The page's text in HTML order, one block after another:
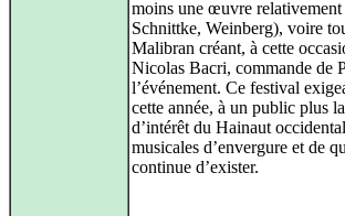
moins une œuvre
Schnittke, Weinberg), voire
Malibran créant, à cette
Nicolas Bacri, commande de
l’événement. Ce festival
cette année, à un public plus
d’intérêt du Hainaut
musicales d’envergure et de
continue d’exister.